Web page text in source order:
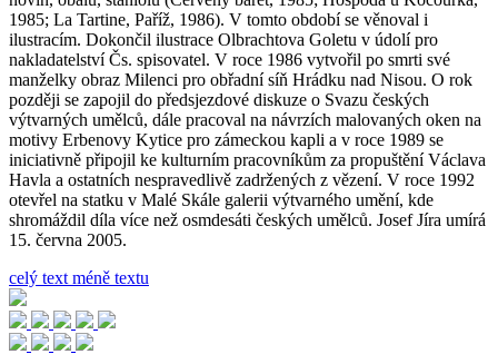
1985; La Tartine, Paříž, 1986). V tomto období se věnoval i
ilustracím. Dokončil ilustrace Olbrachtova Goletu v údolí pro
nakladatelství Čs. spisovatel. V roce 1986 vytvořil po smrti své
manželky obraz Milenci pro obřadní síň Hrádku nad Nisou. O rok
později se zapojil do předsjezdové diskuze o Svazu českých
výtvarných umělců, dále pracoval na návrzích malovaných oken na
motivy Erbenovy Kytice pro zámeckou kapli a v roce 1989 se
iniciativně připojil ke kulturním pracovníkům za propuštění Václava
Havla a ostatních nespravedlivě zadržených z vězení. V roce 1992
otevřel na statku v Malé Skále galerii výtvarného umění, kde
shromáždil díla více než osmdesáti českých umělců. Josef Jíra umírá
15. června 2005.
celý text méně textu